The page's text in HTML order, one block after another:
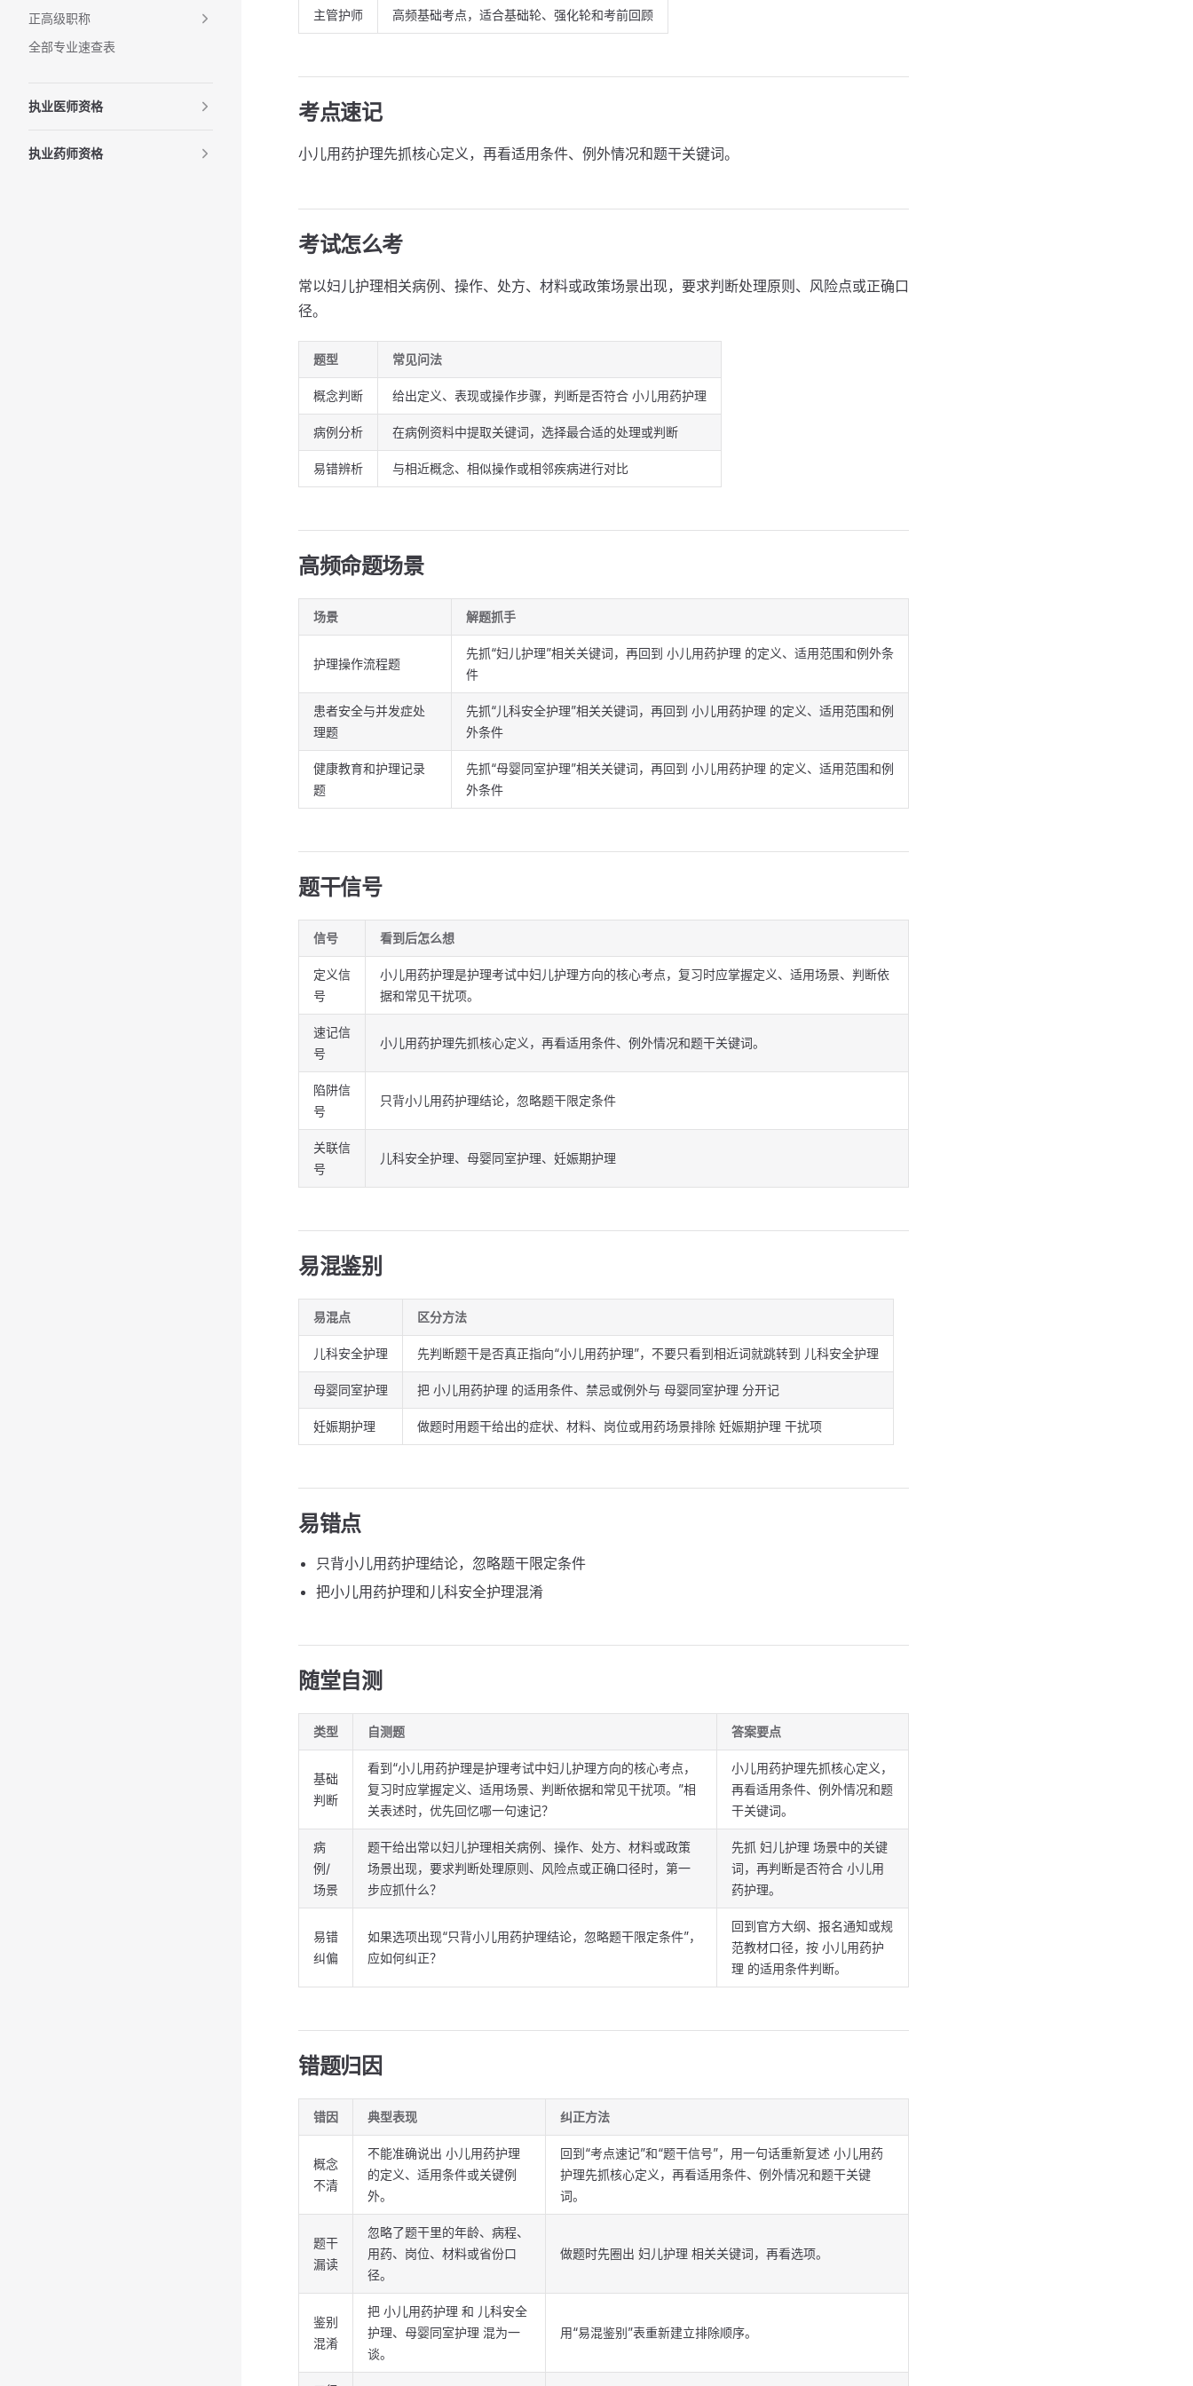
正高级职称
全部专业速查表
执业医师资格
执业药师资格
主管护师 高频基础考点，适合基础轮、强化轮和考前回顾
考点速记
小儿用药护理先抓核心定义，再看适用条件、例外情况和题干关键词。
考试怎么考
常以妇儿护理相关病例、操作、处方、材料或政策场景出现，要求判断处理原则、风险点或正确口
径。
题型 常见问法
概念判断 给出定义、表现或操作步骤，判断是否符合 小儿用药护理
病例分析 在病例资料中提取关键词，选择最合适的处理或判断
易错辨析 与相近概念、相似操作或相邻疾病进行对比
高频命题场景
场景 解题抓手
护理操作流程题
先抓“妇儿护理”相关关键词，再回到 小儿用药护理 的定义、适用范围和例外条
件
患者安全与并发症处
理题
先抓“儿科安全护理”相关关键词，再回到 小儿用药护理 的定义、适用范围和例
外条件
健康教育和护理记录
题
先抓“母婴同室护理”相关关键词，再回到 小儿用药护理 的定义、适用范围和例
外条件
题干信号
信号 看到后怎么想
定义信
号
小儿用药护理是护理考试中妇儿护理方向的核心考点，复习时应掌握定义、适用场景、判断依
据和常见干扰项。
速记信
号
小儿用药护理先抓核心定义，再看适用条件、例外情况和题干关键词。
陷阱信
号
只背小儿用药护理结论，忽略题干限定条件
关联信
号
儿科安全护理、母婴同室护理、妊娠期护理
易混鉴别
易混点 区分方法
儿科安全护理 先判断题干是否真正指向“小儿用药护理”，不要只看到相近词就跳转到 儿科安全护理
母婴同室护理 把 小儿用药护理 的适用条件、禁忌或例外与 母婴同室护理 分开记
妊娠期护理 做题时用题干给出的症状、材料、岗位或用药场景排除 妊娠期护理 干扰项
易错点
只背小儿用药护理结论，忽略题干限定条件
把小儿用药护理和儿科安全护理混淆
随堂自测
类型 自测题 答案要点
基础
判断
看到“小儿用药护理是护理考试中妇儿护理方向的核心考点，
复习时应掌握定义、适用场景、判断依据和常见干扰项。”相
关表述时，优先回忆哪一句速记？
小儿用药护理先抓核心定义，
再看适用条件、例外情况和题
干关键词。
病
例/
场景
题干给出常以妇儿护理相关病例、操作、处方、材料或政策
场景出现，要求判断处理原则、风险点或正确口径时，第一
步应抓什么？
先抓 妇儿护理 场景中的关键
词，再判断是否符合 小儿用
药护理。
易错
纠偏
如果选项出现“只背小儿用药护理结论，忽略题干限定条件”，
应如何纠正？
回到官方大纲、报名通知或规
范教材口径，按 小儿用药护
理 的适用条件判断。
错题归因
错因 典型表现 纠正方法
概念
不清
不能准确说出 小儿用药护理
的定义、适用条件或关键例
外。
回到“考点速记”和“题干信号”，用一句话重新复述 小儿用药
护理先抓核心定义，再看适用条件、例外情况和题干关键
词。
题干
漏读
忽略了题干里的年龄、病程、
用药、岗位、材料或省份口
径。
做题时先圈出 妇儿护理 相关关键词，再看选项。
鉴别
混淆
把 小儿用药护理 和 儿科安全
护理、母婴同室护理 混为一
谈。
用“易混鉴别”表重新建立排除顺序。